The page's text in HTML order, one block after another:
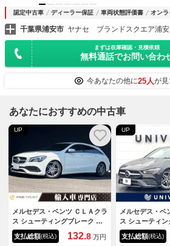
認定中古車 ディーラー保証 車両状態評価書 オンラ
千葉県浦安市
まずは在庫確認・見積依頼
無料通話でお問い合わ
今あなたの他に25人が
あなたにおすすめの中古車
UP
メルセデス・ベンツ ＣＬＡクラ
ス シューティングブレーク Ｃ
ＬＡ１８０ シューティングブ
レーク ＡＭＧスタイル レー
支払総額(税込) 132.8 万円
UP
メルセデス・ベ
ス シューティ
ＬＡ１８０ シ
レーク ＡＭＧ
支払総額(税込)